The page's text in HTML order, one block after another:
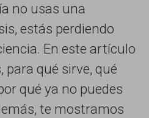
no usas una
estás perdiendo
En este artículo
qué sirve, qué
qué ya no puedes
te mostramos